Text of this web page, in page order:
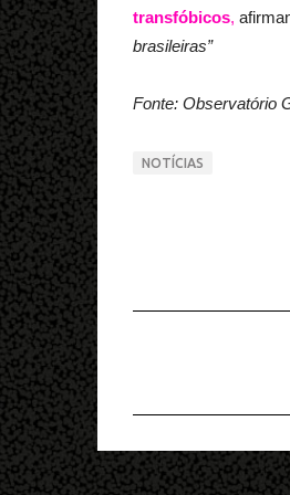
transfóbicos,
brasileiras”
Fonte: Observatório
NOTÍCIAS
n